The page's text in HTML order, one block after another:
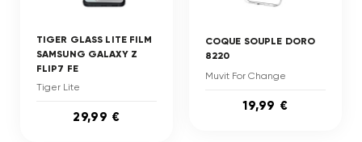
TIGER GLASS LITE FILM
SAMSUNG GALAXY Z
FLIP7 FE
Tiger Lite
29,99 €
COQUE SOUPLE DORO
8220
Muvit For Change
19,99 €